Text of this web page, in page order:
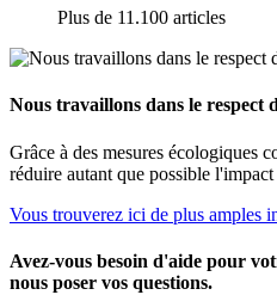
Plus de 11.100 articles
Nous travaillons dans le respect
Grâce à des mesures écologiques
réduire autant que possible
Vous trouverez ici de plus amples
Avez-vous besoin d'aide pour
nous poser vos questions.